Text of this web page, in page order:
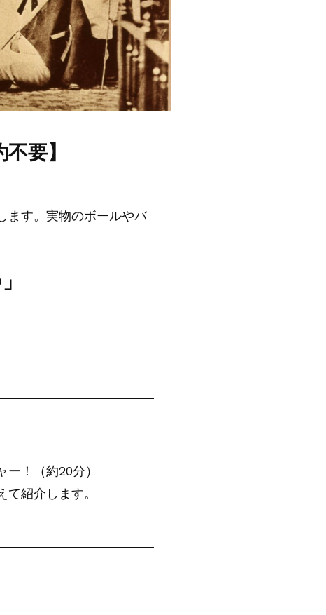
要】
ます。実物のボールやバ
！（約20分）
紹介します。